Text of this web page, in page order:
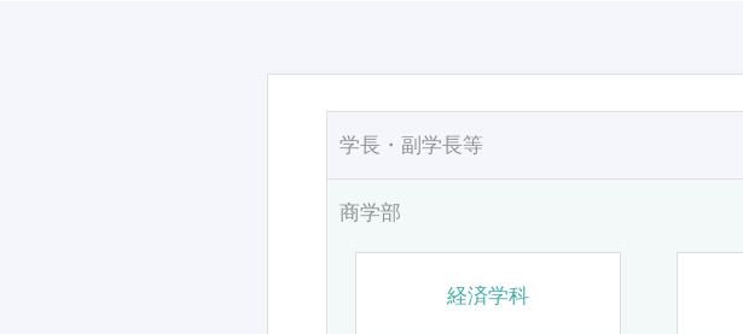
学長・副学長等
商学部
経済学科